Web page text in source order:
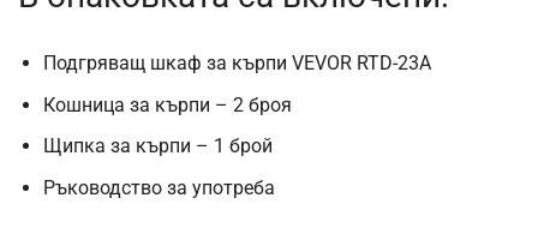
Подгряващ шкаф за кърпи VEVOR RTD-23A
Кошница за кърпи – 2 броя
Щипка за кърпи – 1 брой
Ръководство за употреба